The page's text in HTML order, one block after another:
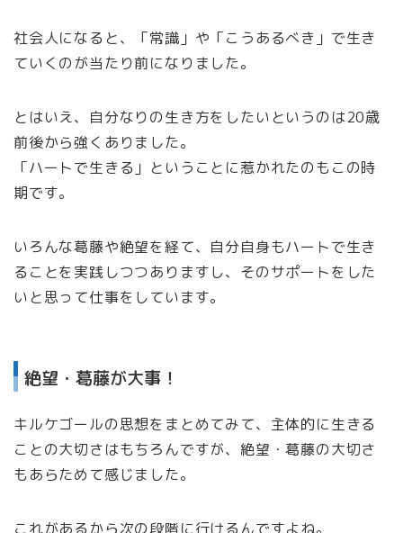
社会人になると、「常識」や「こうあるべき」で生き
ていくのが当たり前になりました。
とはいえ、自分なりの生き方をしたいというのは20歳
前後から強くありました。
「ハートで生きる」ということに惹かれたのもこの時
期です。
いろんな葛藤や絶望を経て、自分自身もハートで生き
ることを実践しつつありますし、そのサポートをした
いと思って仕事をしています。
絶望・葛藤が大事！
キルケゴールの思想をまとめてみて、主体的に生きる
ことの大切さはもちろんですが、絶望・葛藤の大切さ
もあらためて感じました。
これがあるから次の段階に行けるんですよね。